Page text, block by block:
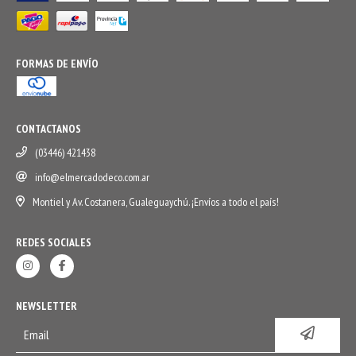
FORMAS DE ENVÍO
CONTACTANOS
(03446) 421438
info@elmercadodeco.com.ar
Montiel y Av. Costanera, Gualeguaychú. ¡Envíos a todo el país!
REDES SOCIALES
NEWSLETTER